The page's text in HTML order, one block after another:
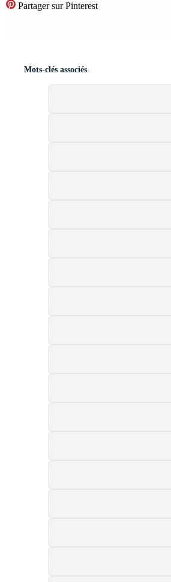
Partager sur Pinterest
Mots-clés associés